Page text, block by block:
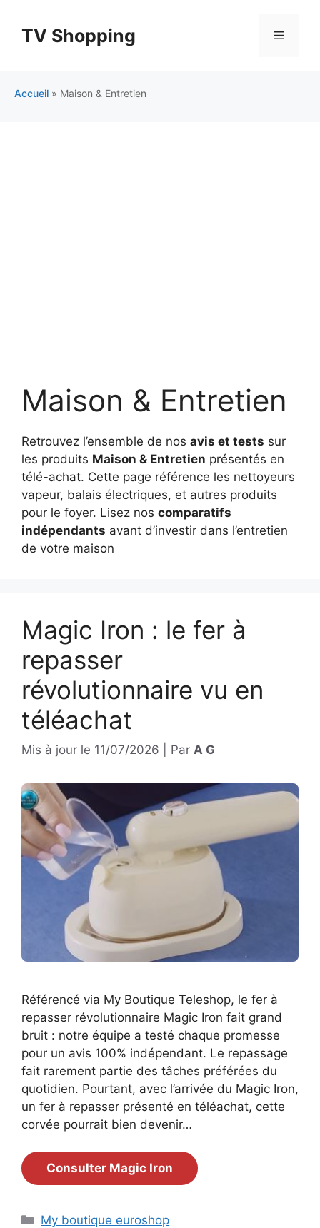
contenuTV Shopping Menu
Accueil » Maison & Entretien
Maison & Entretien
Retrouvez l’ensemble de nos avis et tests sur
les produits Maison & Entretien présentés en
télé-achat. Cette page référence les nettoyeurs
vapeur, balais électriques, et autres produits
pour le foyer. Lisez nos comparatifs
indépendants avant d’investir dans l’entretien
de votre maison
Magic Iron : le fer à
repasser
révolutionnaire vu en
téléachat
Mis à jour le 11/07/2026 Par A G
Référencé via My Boutique Teleshop, le fer à
repasser révolutionnaire Magic Iron fait grand
bruit : notre équipe a testé chaque promesse
pour un avis 100% indépendant. Le repassage
fait rarement partie des tâches préférées du
quotidien. Pourtant, avec l’arrivée du Magic Iron,
un fer à repasser présenté en téléachat, cette
corvée pourrait bien devenir…
Consulter Magic Iron
Catégories
My boutique euroshop